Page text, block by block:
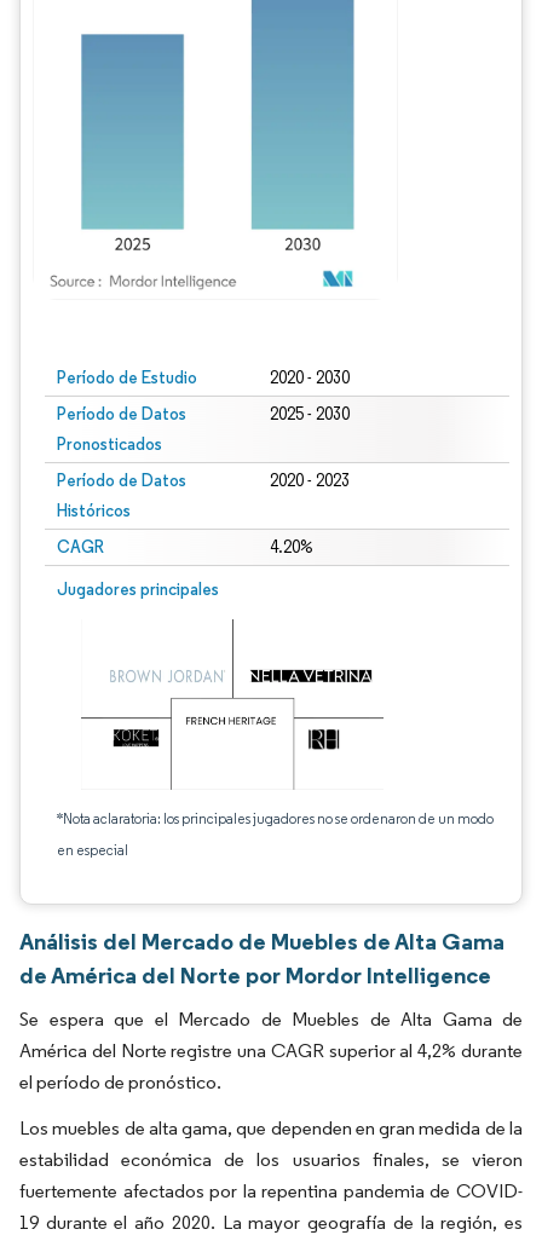
Período de Estudio 2020 - 2030
Período de Datos
Pronosticados
2025 - 2030
Período de Datos
Históricos
2020 - 2023
CAGR 4.20%
Jugadores principales
*Nota aclaratoria: los principales jugadores no se ordenaron de un modo
en especial
Análisis del Mercado de Muebles de Alta Gama
de América del Norte por Mordor Intelligence
Se espera que el Mercado de Muebles de Alta Gama de
América del Norte registre una CAGR superior al 4,2% durante
el período de pronóstico.
Los muebles de alta gama, que dependen en gran medida de la
estabilidad económica de los usuarios finales, se vieron
fuertemente afectados por la repentina pandemia de COVID-
19 durante el año 2020. La mayor geografía de la región, es